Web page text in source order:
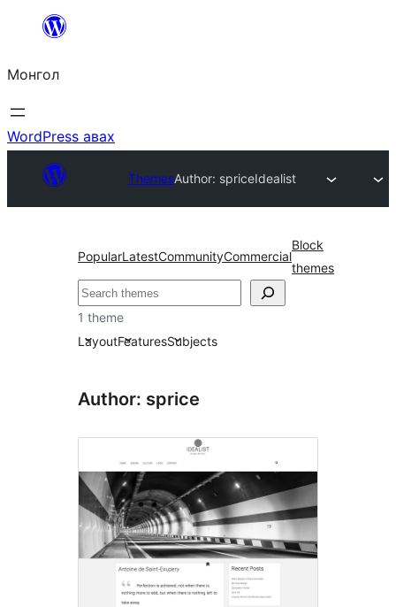
Агуулга
алгасах
Монгол
WordPress авах
ThemesAuthor: spriceIdealist
PopularLatestCommunityCommercial
Block
themes
Хайх
1 theme
LayoutFeaturesSubjects
Author: sprice